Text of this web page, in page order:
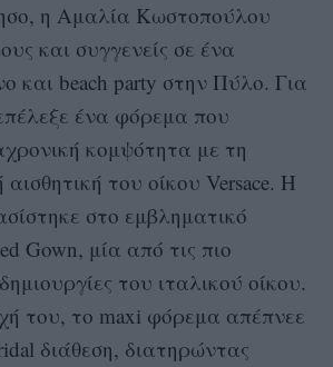
η Αμαλία Κωστοπούλου
και συγγενείς σε ένα
και beach party στην Πύλο. Για
ένα φόρεμα που
κομψότητα με τη
του οίκου Versace. Η
στο εμβληματικό
Gown, μία από τις πιο
του ιταλικού οίκου.
του, το maxi φόρεμα απέπνεε
διάθεση, διατηρώντας